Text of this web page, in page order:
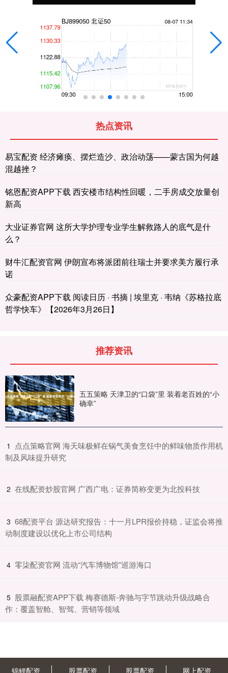
热点资讯
易宝配资 经济瘫痪、摆烂造沙、政治动荡——蒙古国为何越
混越挫？
铭恩配资APP下载 西安楼市结构性回暖，二手房成交放量创
新高
大业证券官网 这所大学护理专业学生解救路人的底气是什
么？
财牛汇配资官网 伊朗宣布将派团前往瑞士并要求美方履行承
诺
众豪配资APP下载 阅读日历 · 书摘 | 埃里克 · 韦纳《苏格拉底
哲学快车》【2026年3月26日】
推荐资讯
五五策略 天津卫的“口袋”里 装着老百姓的“小
确幸”
1
​点点策略官网 海天味极鲜在锅气美食烹饪中的鲜味物质作用机
制及风味提升研究
2 ​在线配资炒股官网 广西广电：证券简称变更为北投科技
3 ​68配资平台 源达研究报告：十一月LPR报价持稳，证监会将推
动制度建设以优化上市公司结构
4 ​零柒配资官网 流动“汽车博物馆”巡游海口
5 ​股票融配资APP下载 梅赛德斯-奔驰与字节跳动升级战略合
作：覆盖智舱、智驾、营销等领域
锦鲤配资 股票配资 股票配资 网上配资